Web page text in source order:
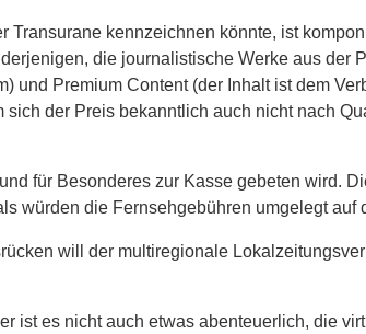
kennzeichnen könnte, ist
die journalistische Werke aus der
und Premium Content (der Inhalt ist dem
der Preis bekanntlich auch nicht nach
für Besonderes zur Kasse gebeten wird.
würden die Fernsehgebühren umgelegt
will der multiregionale
ist es nicht auch etwas abenteuerlich, die